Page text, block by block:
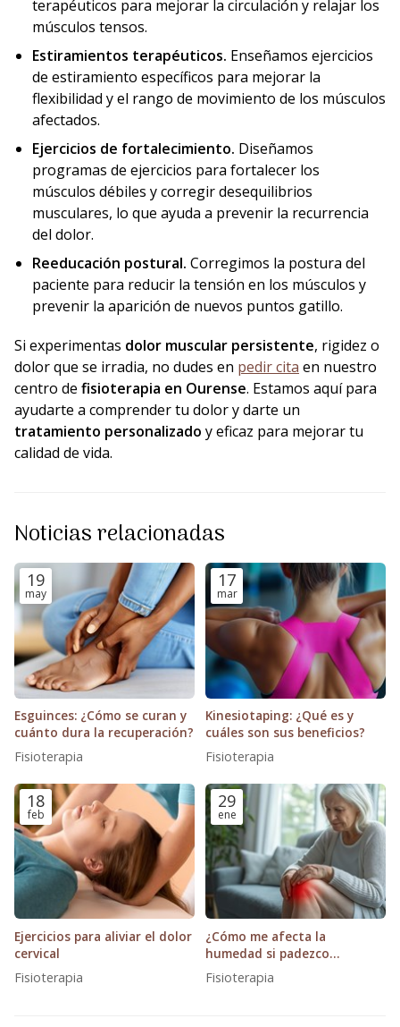
terapéuticos para mejorar la circulación y relajar los
músculos tensos.
Estiramientos terapéuticos. Enseñamos ejercicios
de estiramiento específicos para mejorar la
flexibilidad y el rango de movimiento de los músculos
afectados.
Ejercicios de fortalecimiento. Diseñamos
programas de ejercicios para fortalecer los
músculos débiles y corregir desequilibrios
musculares, lo que ayuda a prevenir la recurrencia
del dolor.
Reeducación postural. Corregimos la postura del
paciente para reducir la tensión en los músculos y
prevenir la aparición de nuevos puntos gatillo.
Si experimentas dolor muscular persistente, rigidez o
dolor que se irradia, no dudes en pedir cita en nuestro
centro de fisioterapia en Ourense. Estamos aquí para
ayudarte a comprender tu dolor y darte un
tratamiento personalizado y eficaz para mejorar tu
calidad de vida.
Noticias relacionadas
19
may
Esguinces: ¿Cómo se curan y
cuánto dura la recuperación?
Fisioterapia
17
mar
Kinesiotaping: ¿Qué es y
cuáles son sus beneficios?
Fisioterapia
18
feb
Ejercicios para aliviar el dolor
cervical
Fisioterapia
29
ene
¿Cómo me afecta la
humedad si padezco
artrosis?
Fisioterapia